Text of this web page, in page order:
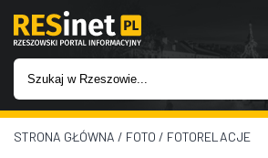
WIADOMOŚCI
STRONA GŁÓWNA / FOTO / FOTORELACJE